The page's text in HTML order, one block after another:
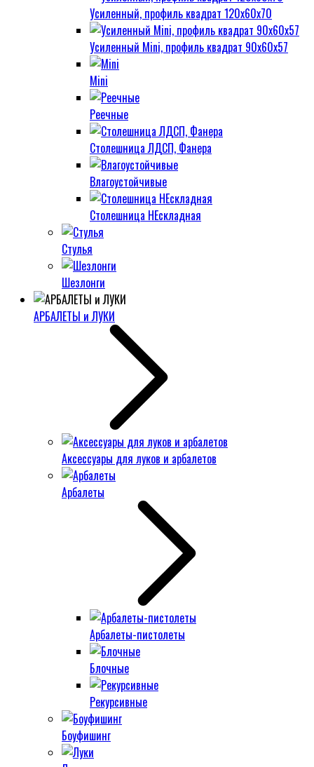
Усиленный, профиль квадрат 120х60х70
Усиленный Mini, профиль квадрат 90х60х57
Mini
Реечные
Столешница ЛДСП, Фанера
Влагоустойчивые
Столешница НЕскладная
Стулья
Шезлонги
АРБАЛЕТЫ и ЛУКИ
Аксессуары для луков и арбалетов
Арбалеты
Арбалеты-пистолеты
Блочные
Рекурсивные
Боуфишинг